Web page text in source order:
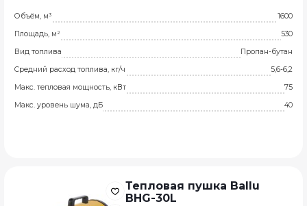
Объём, м³
1600
Площадь, м²
530
Вид топлива
Пропан-бутан
Средний расход топлива, кг/ч
5,6-6,2
Макс. тепловая мощность, кВт
75
Макс. уровень шума, дБ
40
Тепловая пушка Ballu
BHG-30L